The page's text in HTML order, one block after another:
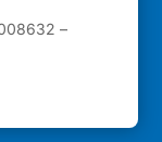
–